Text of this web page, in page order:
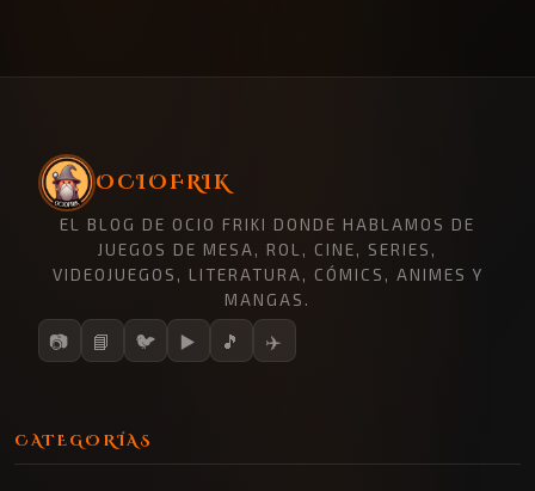
OCIOFRIK
EL BLOG DE OCIO FRIKI DONDE HABLAMOS DE
JUEGOS DE MESA, ROL, CINE, SERIES,
VIDEOJUEGOS, LITERATURA, CÓMICS, ANIMES Y
MANGAS.
📷 📘 🐦 ▶️ 🎵 ✈️
CATEGORÍAS